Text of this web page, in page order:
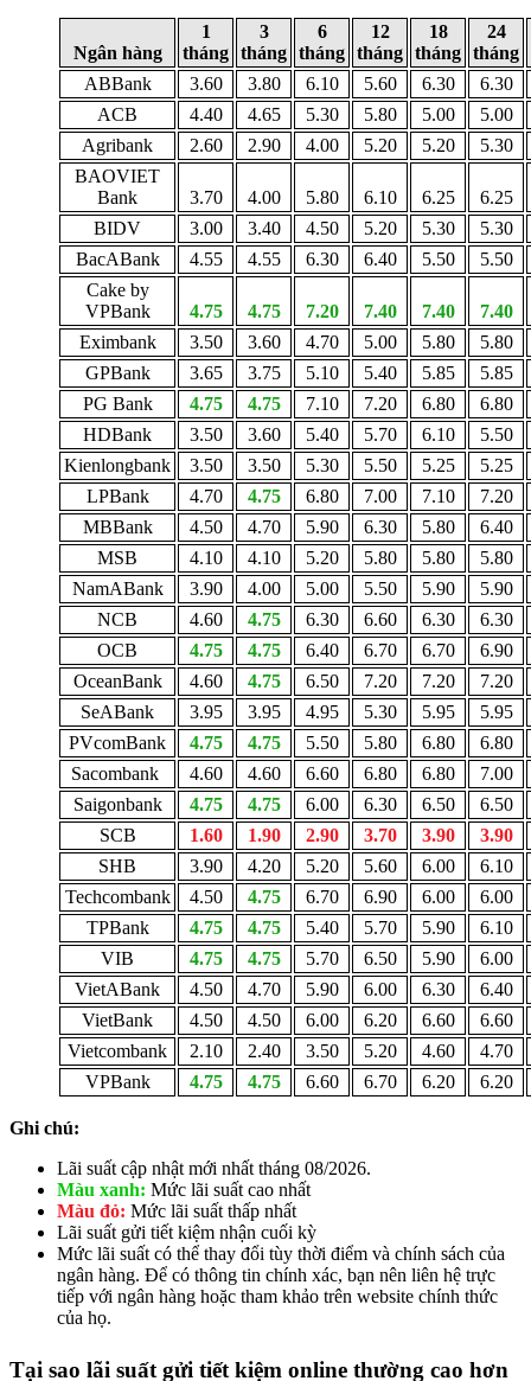
Ngân hàng
1
tháng
3
tháng
6
tháng
12
tháng
18
tháng
24
tháng
ABBank
3.60 3.80 6.10 5.60 6.30
6.30
ACB
4.40 4.65 5.30 5.80 5.00
5.00
Agribank
2.60 2.90 4.00 5.20 5.20
5.30
BAOVIET
Bank
3.70 4.00 5.80 6.10 6.25
6.25
BIDV
3.00 3.40 4.50 5.20 5.30
5.30
BacABank
4.55 4.55 6.30 6.40 5.50
5.50
Cake by
VPBank
4.75 4.75 7.20 7.40 7.40
7.40
Eximbank
3.50 3.60 4.70 5.00 5.80
5.80
GPBank
3.65 3.75 5.10 5.40 5.85
5.85
PG Bank
4.75 4.75 7.10 7.20 6.80
6.80
HDBank
3.50 3.60 5.40 5.70 6.10
5.50
Kienlongbank
3.50 3.50 5.30 5.50 5.25
5.25
LPBank
4.70 4.75 6.80 7.00 7.10
7.20
MBBank
4.50 4.70 5.90 6.30 5.80
6.40
MSB
4.10 4.10 5.20 5.80 5.80
5.80
NamABank
3.90 4.00 5.00 5.50 5.90
5.90
NCB
4.60 4.75 6.30 6.60 6.30
6.30
OCB
4.75 4.75 6.40 6.70 6.70
6.90
OceanBank
4.60 4.75 6.50 7.20 7.20
7.20
SeABank
3.95 3.95 4.95 5.30 5.95
5.95
PVcomBank
4.75 4.75 5.50 5.80 6.80
6.80
Sacombank
4.60 4.60 6.60 6.80 6.80
7.00
Saigonbank
4.75 4.75 6.00 6.30 6.50
6.50
SCB
1.60 1.90 2.90 3.70 3.90
3.90
SHB
3.90 4.20 5.20 5.60 6.00
6.10
Techcombank
4.50 4.75 6.70 6.90 6.00
6.00
TPBank
4.75 4.75 5.40 5.70 5.90
6.10
VIB
4.75 4.75 5.70 6.50 5.90
6.00
VietABank
4.50 4.70 5.90 6.00 6.30
6.40
VietBank
4.50 4.50 6.00 6.20 6.60
6.60
Vietcombank
2.10 2.40 3.50 5.20 4.60
4.70
VPBank
4.75 4.75 6.60 6.70 6.20 6.20
Ghi chú:
Lãi suất cập nhật mới nhất tháng 08/2026.
Màu xanh: Mức lãi suất cao nhất
Màu đỏ: Mức lãi suất thấp nhất
Lãi suất gửi tiết kiệm nhận cuối kỳ
Mức lãi suất có thể thay đổi tùy thời điểm và chính sách của
ngân hàng. Để có thông tin chính xác, bạn nên liên hệ trực
tiếp với ngân hàng hoặc tham khảo trên website chính thức
của họ.
Tại sao lãi suất gửi tiết kiệm online thường cao hơn